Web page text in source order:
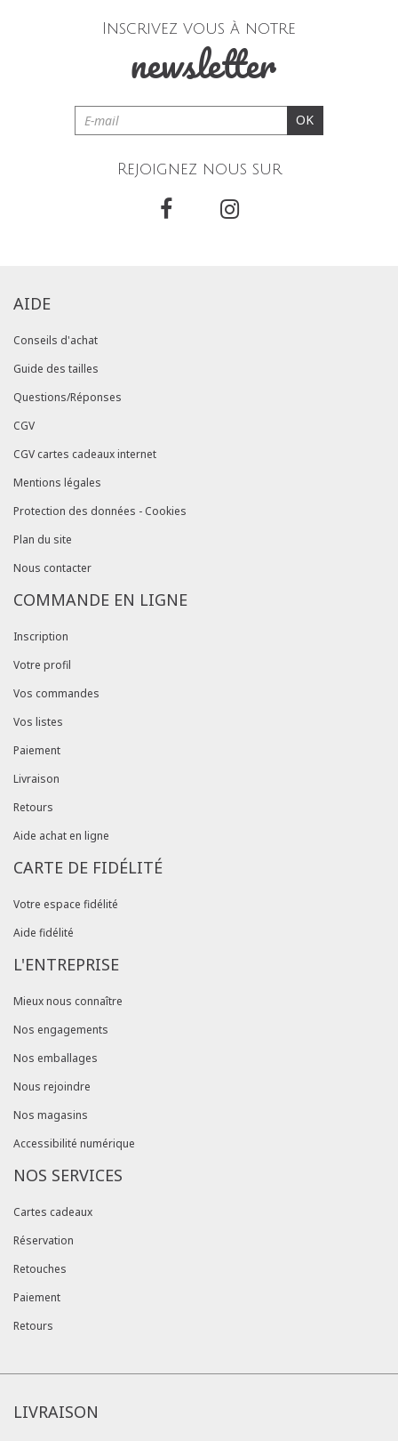
Inscrivez vous à notre
newsletter
OK
Rejoignez nous sur
AIDE
Conseils d'achat
Guide des tailles
Questions/Réponses
CGV
CGV cartes cadeaux internet
Mentions légales
Protection des données - Cookies
Plan du site
Nous contacter
COMMANDE EN LIGNE
Inscription
Votre profil
Vos commandes
Vos listes
Paiement
Livraison
Retours
Aide achat en ligne
CARTE DE FIDÉLITÉ
Votre espace fidélité
Aide fidélité
L'ENTREPRISE
Mieux nous connaître
Nos engagements
Nos emballages
Nous rejoindre
Nos magasins
Accessibilité numérique
NOS SERVICES
Cartes cadeaux
Réservation
Retouches
Paiement
Retours
LIVRAISON